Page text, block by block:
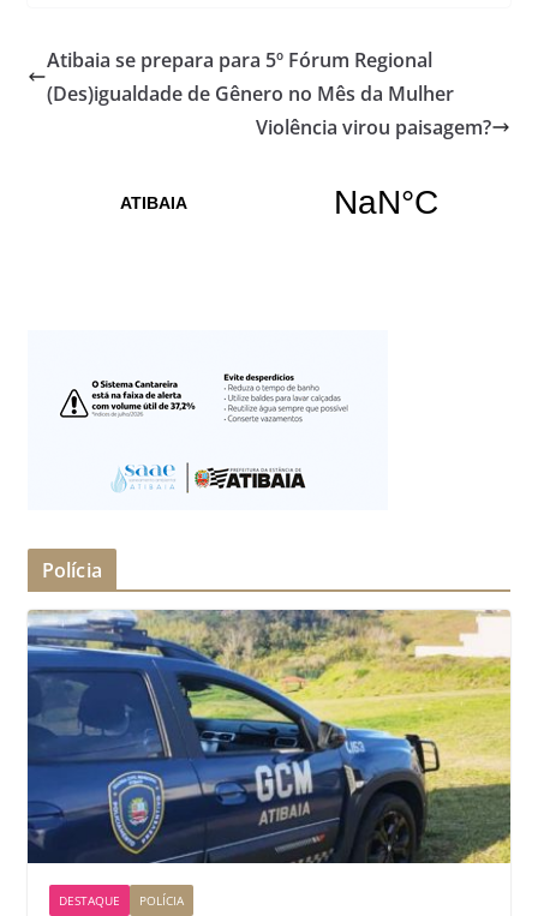
Atibaia se prepara para 5º Fórum Regional
(Des)igualdade de Gênero no Mês da Mulher
Violência virou paisagem?
Polícia
DESTAQUE POLÍCIA